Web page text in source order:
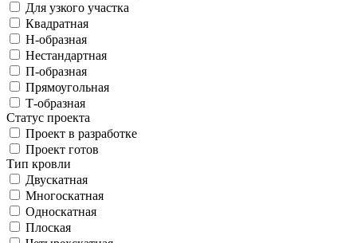
Для узкого участка
Квадратная
Н-образная
Нестандартная
П-образная
Прямоугольная
Т-образная
Статус проекта
Проект в разработке
Проект готов
Тип кровли
Двускатная
Многоскатная
Односкатная
Плоская